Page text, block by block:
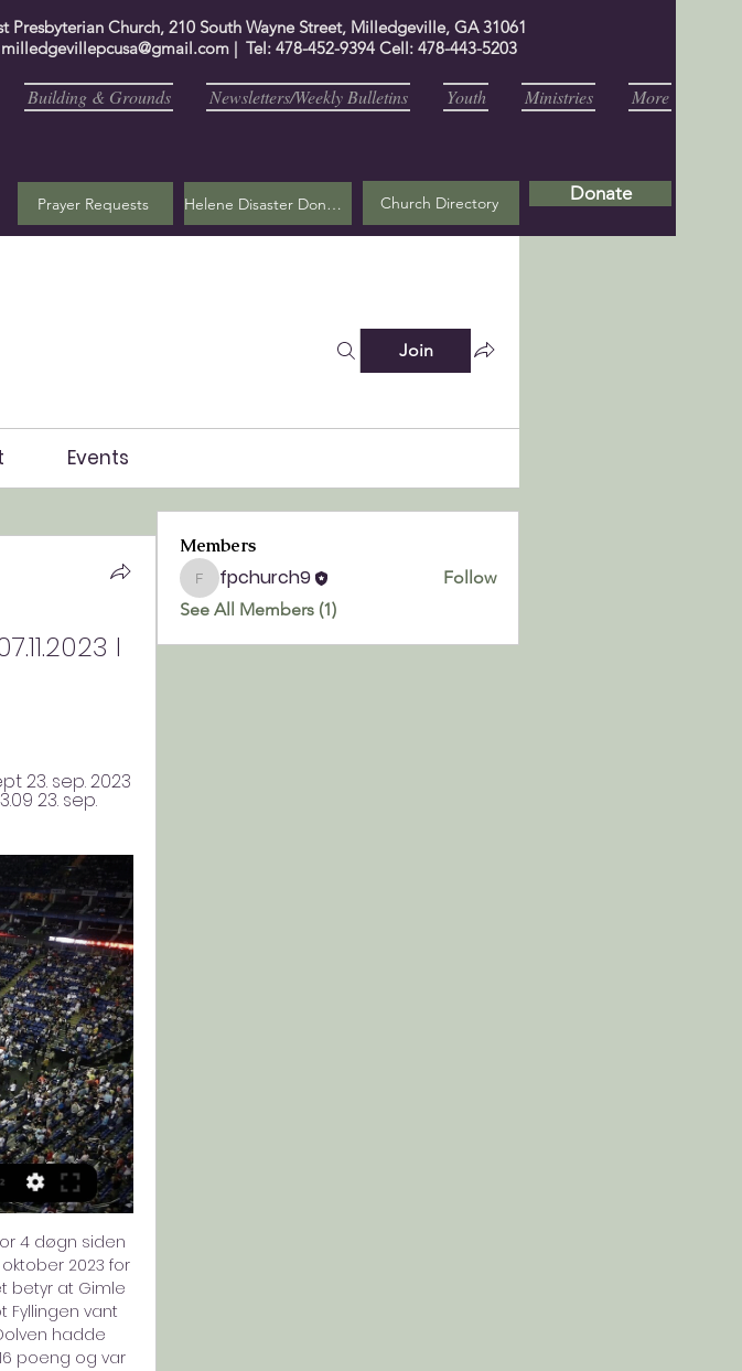
Presbyterian Church, 210 South Wayne Street, Milledgeville, GA 31061
milledgevillepcusa@gmail.com | Tel: 478-452-9394 Cell: 478-443-5203
Building & Grounds Newsletters/Weekly Bulletins Youth Ministries More
Prayer Requests Helene Disaster Donation Church Directory Donate
Join
Events
I
23. sep. 2023
23. sep.
4 døgn siden
oktober 2023 for
betyr at Gimle
Fyllingen vant
hadde
poeng og var
Members
fpchurch9
fpchurch9
Follow
See All Members (1)